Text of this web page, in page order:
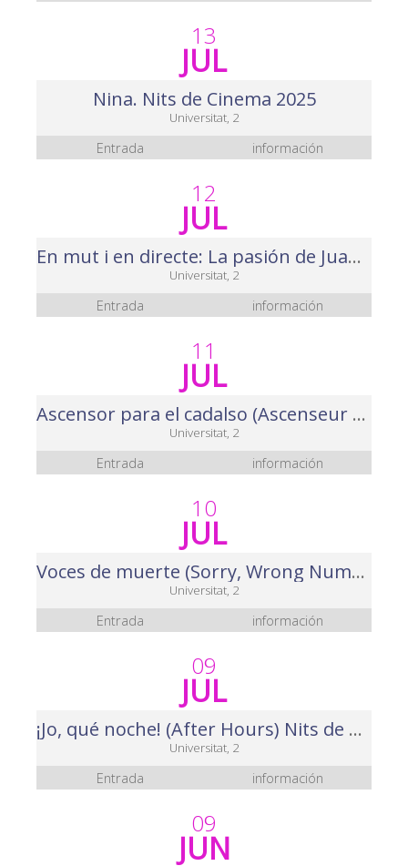
13
JUL
Nina. Nits de Cinema 2025
Universitat, 2
Entrada información
12
JUL
En mut i en directe: La pasión de Juana de Arco (La Passion de Jeanne d'Arc), Nits de Cinema 2025
Universitat, 2
Entrada información
11
JUL
Ascensor para el cadalso (Ascenseur pour l'échafaud) Nits de Cinema 2025
Universitat, 2
Entrada información
10
JUL
Voces de muerte (Sorry, Wrong Number) Nits de Cinema 2025
Universitat, 2
Entrada información
09
JUL
¡Jo, qué noche! (After Hours) Nits de Cinema 2025
Universitat, 2
Entrada información
09
JUN